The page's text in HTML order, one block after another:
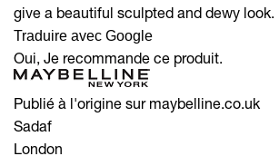
give a beautiful sculpted and dewy look.
Traduire avec Google
Oui, Je recommande ce produit.
Publié à l'origine sur maybelline.co.uk
Sadaf
London